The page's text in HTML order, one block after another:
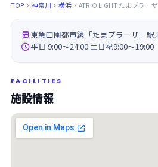
TOP  神奈川  横浜  ATRIO LIGHT たまプラーザ
東急田園都市線「たまプラーザ」駅
平日 9:00～24:00 土日祝9:00～19:00
FACILITIES
施設情報